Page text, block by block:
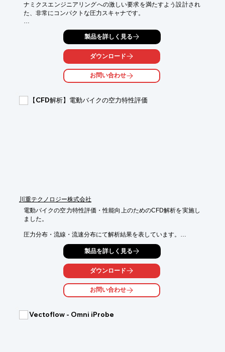
ナミクスエンジニアリングへの激しい要求を満たすよう設計され
た、非常にコンパクトな圧力スキャナです。
物理的なサイズ、重さ、正確さ、そして機能性を念頭に置いて設
計されており、さまざまな構成でご使用いただくことができま
さらに、チューブ、配管およびツールにより、当製品をすばやく
効率的にテストデバイスと接続し、測定とデータ収集を開始しま
すので、高価な試験時間とリソースの効率化に寄与します。
■高精度マルチチャンネル設定
製品を詳しく見る
ダウンロード
お問い合わせ
【CFD解析】電動バイクの空力特性評価
川重テクノロジー株式会社
電動バイクの空力特性評価・性能向上のためのCFD解析を実施し
ました。
圧力分布・流線・流速分布にて解析結果を表しています。
詳細はお気軽にご相談ください。
■解析対象：電動バイク
■解析ソフト：STAR-CCM+
■解析種別：非圧縮性定常解析
■解析規模：格子数 約2,500万点
製品を詳しく見る
ダウンロード
お問い合わせ
Vectoflow - Omni iProbe